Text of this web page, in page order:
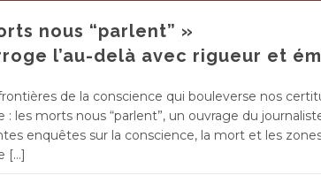
nous “parlent” »
l’au-delà avec rigueur et
de la conscience qui bouleverse nos
: les morts nous “parlent”, un ouvrage du
enquêtes sur la conscience, la mort et les
[…]